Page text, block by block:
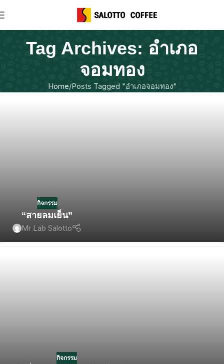
Tag Archives: อำเภอ
จอมทอง
Home Posts Tagged "อำเภอจอมทอง"
กิจกรรม
“สายลมเย็น”
Mr Lab Salotto
กิจกรรม